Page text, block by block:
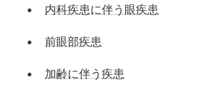
内科疾患に伴う眼疾患
前眼部疾患
加齢に伴う疾患